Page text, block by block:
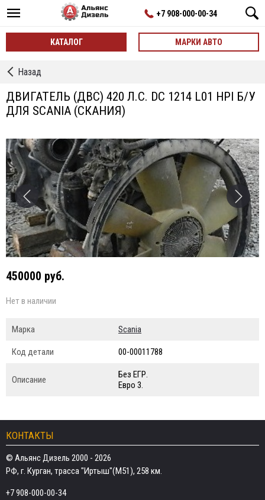
+7 908-000-00-34
КАТАЛОГ МАРКИ АВТО
←Назад
ДВИГАТЕЛЬ (ДВС) 420 Л.С. DС 1214 L01 HPI Б/У
ДЛЯ SCANIA (СКАНИЯ)
450000 руб.
Нет в наличии
Марка Scania
Код детали 00-00011788
Описание
Без ЕГР.
Евро 3.
КОНТАКТЫ
© Альянс Дизель 2000 - 2026
РФ, г. Курган, трасса "Иртыш"(М51), 258 км.
+7 908-000-00-34